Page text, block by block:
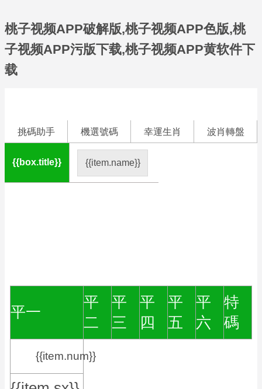
桃子视频APP破解版,桃子视频APP色版,桃
子视频APP污版下载,桃子视频APP黄软件下
载
挑碼助手 機選號碼 幸運生肖 波肖轉盤
{{box.title}} {{item.name}}
平一
平
二
平
三
平
四
平
五
平
六
特
碼
{{item.num}}